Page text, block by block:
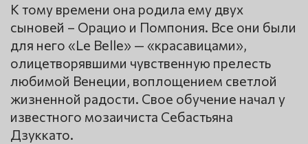
К тому времени она родила ему двух
сыновей – Орацио и Помпония. Все они были
для него «Le Belle» — «красавицами»,
олицетворявшими чувственную прелесть
любимой Венеции, воплощением светлой
жизненной радости. Свое обучение начал у
известного мозаичиста Себастьяна
Дзуккато.